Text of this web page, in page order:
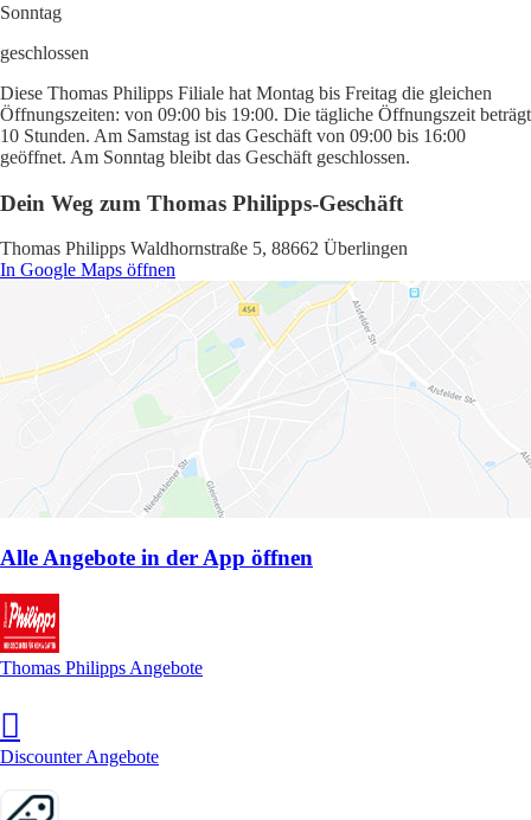
Sonntag
geschlossen
Diese Thomas Philipps Filiale hat Montag bis Freitag die gleichen
Öffnungszeiten: von 09:00 bis 19:00. Die tägliche Öffnungszeit beträgt
10 Stunden. Am Samstag ist das Geschäft von 09:00 bis 16:00
geöffnet. Am Sonntag bleibt das Geschäft geschlossen.
Dein Weg zum Thomas Philipps-Geschäft
Thomas Philipps Waldhornstraße 5, 88662 Überlingen
In Google Maps öffnen
Alle Angebote in der App öffnen
Thomas Philipps Angebote
Discounter Angebote